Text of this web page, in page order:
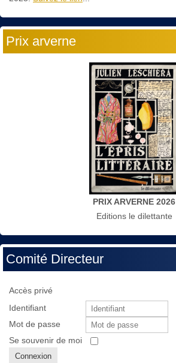
Prix arverne
PRIX ARVERNE 2026
Editions le dilettante
Comité Directeur
Accès privé
Identifiant
Mot de passe
Se souvenir de moi
Connexion